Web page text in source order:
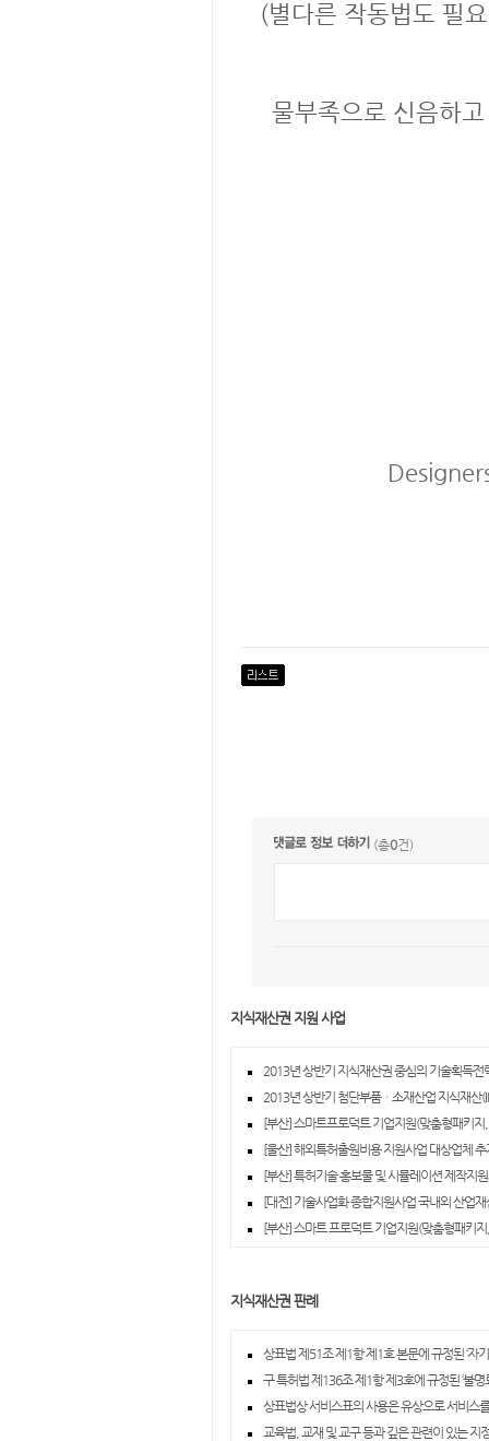
(별다른 작동법도 필
물부족으로 신음하
(총0건)
지식재산권 지원 사업
2013년 상반기 지식재산권 중심의 기술획득전
2013년 상반기 첨단부품ㆍ소재산업 지식재산
[부산] 스마트프로덕트 기업지원(맞춤형패키지
[울산] 해외특허출원비용 지원사업 대상업체
[부산] 특허기술 홍보물 및 시뮬레이션 제작지
[대전] 기술사업화 종합지원사업 국내외 산업
[부산] 스마트 프로덕트 기업지원(맞춤형패키
지식재산권 판례
상표법 제51조 제1항 제1호 본문에 규정된 ‘자기
구 특허법 제136조 제1항 제3호에 규정된 ‘불명
상표법상 서비스표의 사용은 유상으로 서비스
교육법, 교재 및 교구 등과 깊은 관련이 있는 지